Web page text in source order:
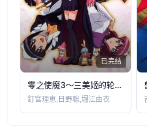
已完结
零之使魔3～三美姬的轮舞～
釘宮理恵,日野聡,堀江由衣